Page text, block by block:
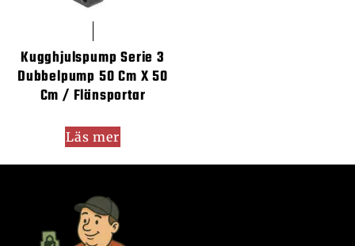
Kugghjulspump Serie 3
Dubbelpump 50 Cm X 50
Cm / Flänsportar
Läs mer